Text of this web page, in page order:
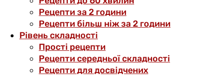
Рецепти за 2 години
Рецепти більш ніж за 2 години
Рівень складності
Прості рецепти
Рецепти середньої складності
Рецепти для досвідчених